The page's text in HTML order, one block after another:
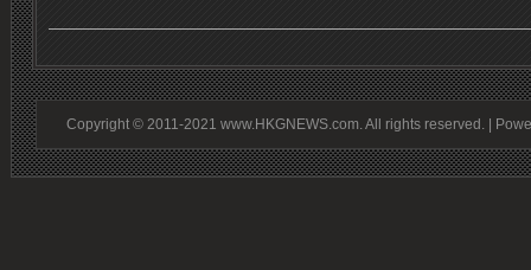
Copyright © 2011-2021 www.HKGNEWS.com. All rights reserved. |